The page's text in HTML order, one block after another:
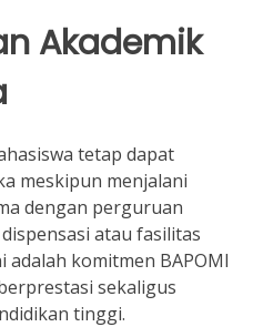
Akademik
tetap dapat
meskipun menjalani
dengan perguruan
atau fasilitas
komitmen BAPOMI
sekaligus
tinggi.